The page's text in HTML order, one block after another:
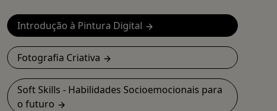
Introdução à Pintura Digital
Fotografia Criativa
Soft Skills - Habilidades Socioemocionais para
o futuro